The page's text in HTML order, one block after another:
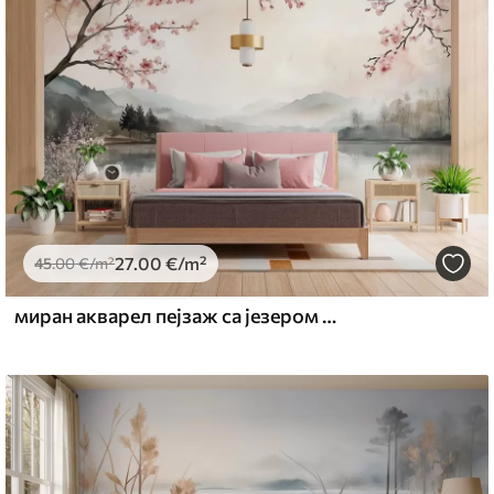
.6734.00€/m²
and Stick
49.00€/m²
45.00€/m²27.00€/m²
миран акварел пејзаж са језером и цветним дрветом